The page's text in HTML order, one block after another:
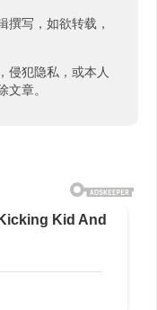
撰写，如欲转载，
侵犯隐私，或本人
章。